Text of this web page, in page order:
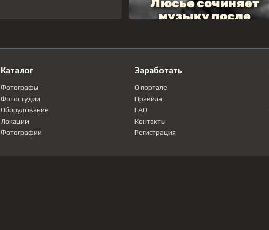
Каталог
Фотографы
Фотостудии
Оборудование
Локации
Фотографии
Заработать
О портале
Правила
FAQ
Контакты
Регистрация